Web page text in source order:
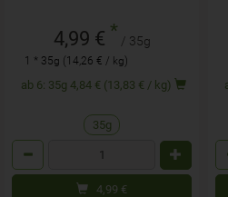
4,99 € * / 35g
1 * 35g (14,26 € / kg)
ab 6: 35g 4,84 € (13,83 € / kg)
35g
4,99 €